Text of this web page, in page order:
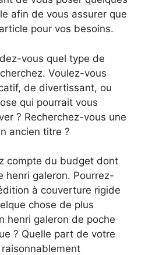
afin de vous assurer que
pour vos besoins.
vous quel type de
Voulez-vous
de divertissant, ou
qui pourrait vous
? Recherchez-vous une
ancien titre ?
compte du budget dont
henri galeron. Pourrez-
à couverture rigide
chose de plus
henri galeron de poche
? Quelle part de votre